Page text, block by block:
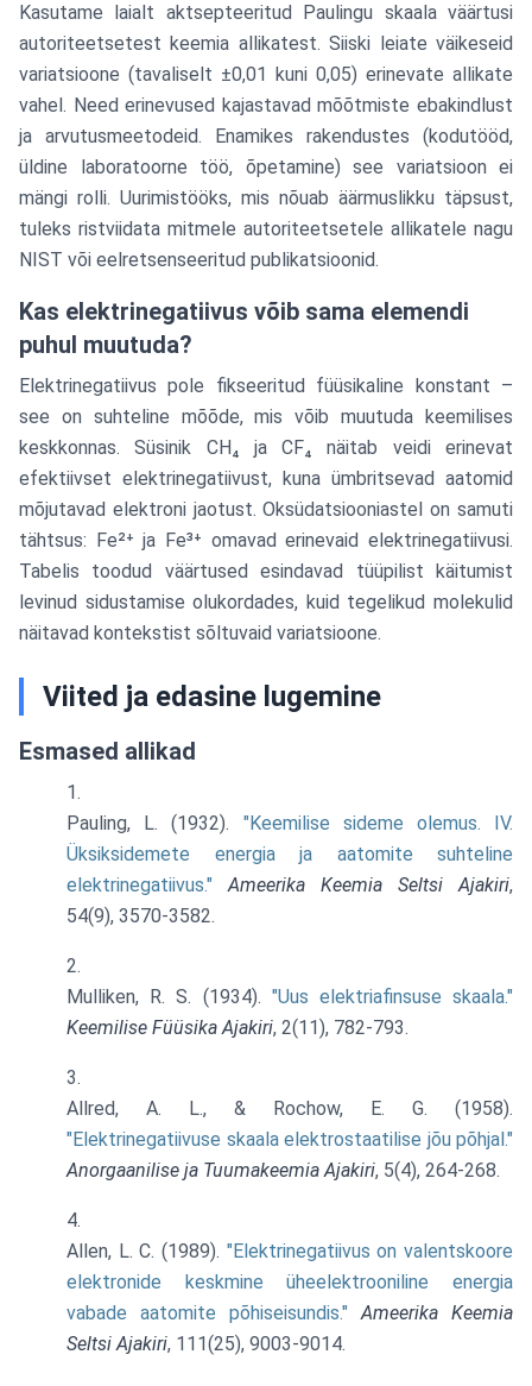
Kasutame laialt aktsepteeritud Paulingu skaala väärtusi
autoriteetsetest keemia allikatest. Siiski leiate väikeseid
variatsioone (tavaliselt ±0,01 kuni 0,05) erinevate allikate
vahel. Need erinevused kajastavad mõõtmiste ebakindlust
ja arvutusmeetodeid. Enamikes rakendustes (kodutööd,
üldine laboratoorne töö, õpetamine) see variatsioon ei
mängi rolli. Uurimistööks, mis nõuab äärmuslikku täpsust,
tuleks ristviidata mitmele autoriteetsetele allikatele nagu
NIST või eelretsenseeritud publikatsioonid.
Kas elektrinegatiivus võib sama elemendi
puhul muutuda?
Elektrinegatiivus pole fikseeritud füüsikaline konstant –
see on suhteline mõõde, mis võib muutuda keemilises
keskkonnas. Süsinik CH₄ ja CF₄ näitab veidi erinevat
efektiivset elektrinegatiivust, kuna ümbritsevad aatomid
mõjutavad elektroni jaotust. Oksüdatsiooniastel on samuti
tähtsus: Fe²⁺ ja Fe³⁺ omavad erinevaid elektrinegatiivusi.
Tabelis toodud väärtused esindavad tüüpilist käitumist
levinud sidustamise olukordades, kuid tegelikud molekulid
näitavad kontekstist sõltuvaid variatsioone.
Viited ja edasine lugemine
Esmased allikad
Pauling, L. (1932). "Keemilise sideme olemus. IV.
Üksiksidemete energia ja aatomite suhteline
elektrinegatiivus."
Ameerika Keemia Seltsi Ajakiri,
54(9), 3570-3582.
Mulliken, R. S. (1934). "Uus elektriafinsuse skaala."
Keemilise Füüsika Ajakiri, 2(11), 782-793.
Allred, A. L., & Rochow, E. G. (1958).
"Elektrinegatiivuse skaala elektrostaatilise jõu põhjal."
Anorgaanilise ja Tuumakeemia Ajakiri, 5(4), 264-268.
Allen, L. C. (1989). "Elektrinegatiivus on valentskoore
elektronide keskmine üheelektrooniline energia
vabade aatomite põhiseisundis." Ameerika Keemia
Seltsi Ajakiri, 111(25), 9003-9014.